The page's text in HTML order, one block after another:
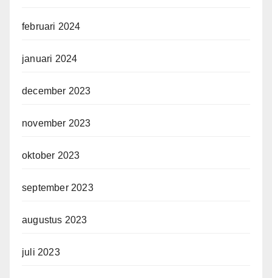
februari 2024
januari 2024
december 2023
november 2023
oktober 2023
september 2023
augustus 2023
juli 2023